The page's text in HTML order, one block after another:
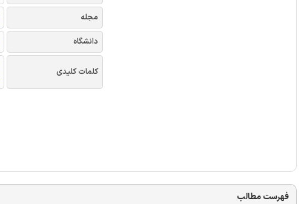
مجله
دانشگاه
کلمات کلیدی
فهرست مطالب